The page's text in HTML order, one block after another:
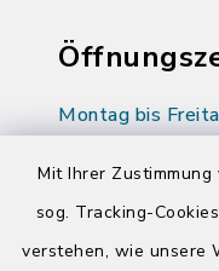
Mit Ihrer
sog. Tracking-
verstehen, wie unsere
Montag bis
Donnerstag
14:00-17:00 Uhr